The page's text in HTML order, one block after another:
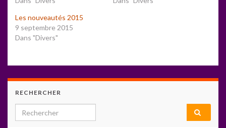
Les nouveautés 2015
9 septembre 2015
Dans "Divers"
RECHERCHER
Search for: